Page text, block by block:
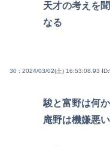
天才の考えを
なる
30 : 2024/03/02(土) 16:53:08.93
駿と富野は何
庵野は機嫌悪